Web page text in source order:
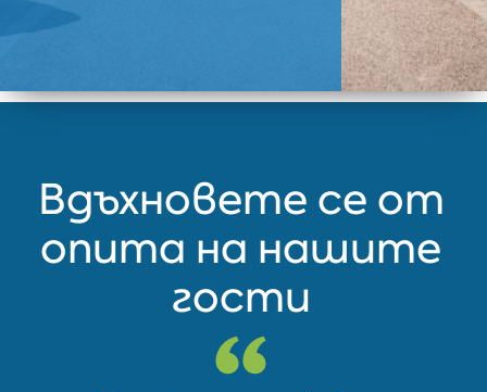
Вдъхновете се от
опита на нашите
гости